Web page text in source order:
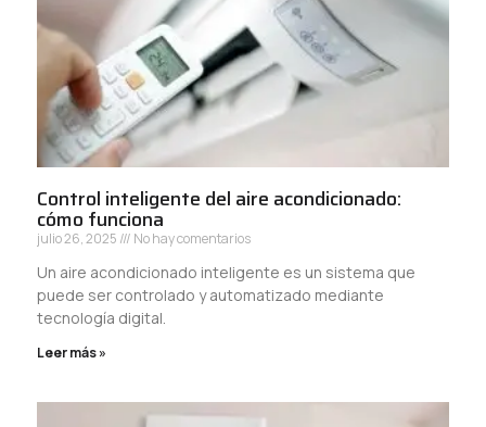
Control inteligente del aire acondicionado:
cómo funciona
julio 26, 2025 No hay comentarios
Un aire acondicionado inteligente es un sistema que
puede ser controlado y automatizado mediante
tecnología digital.
Leer más »